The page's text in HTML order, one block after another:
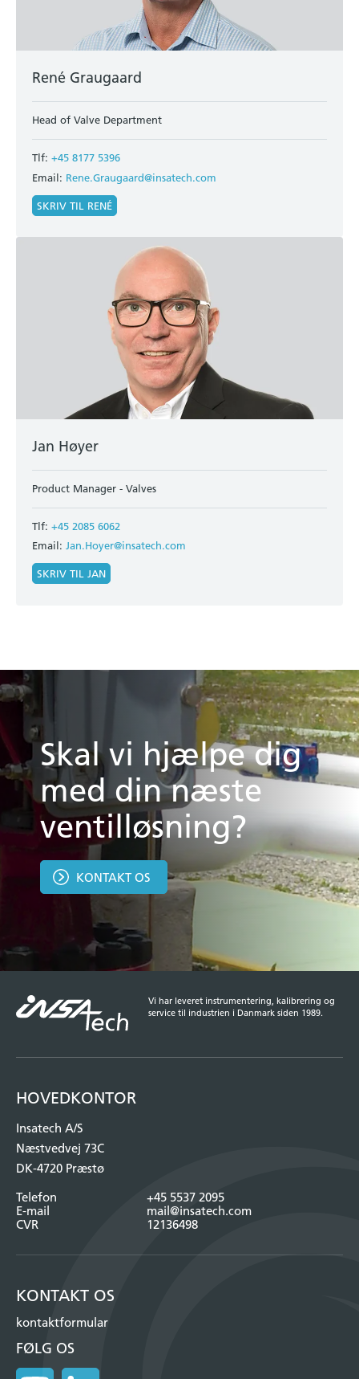
René Graugaard
Head of Valve Department
Tlf: +45 8177 5396
Email: Rene.Graugaard@insatech.com
SKRIV TIL RENÉ
Jan Høyer
Product Manager - Valves
Tlf: +45 2085 6062
Email: Jan.Hoyer@insatech.com
SKRIV TIL JAN
Skal vi hjælpe dig
med din næste
ventilløsning?
KONTAKT OS
Vi har leveret instrumentering, kalibrering og
service til industrien i Danmark siden 1989.
HOVEDKONTOR
Insatech A/S
Næstvedvej 73C
DK-4720 Præstø
Telefon
+45 5537 2095
E-mail
mail@insatech.com
CVR
12136498
KONTAKT OS
kontaktformular
FØLG OS